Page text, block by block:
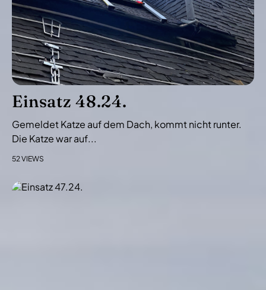
a
v
i
g
a
t
i
o
n
Einsatz 48.24.
Gemeldet Katze auf dem Dach, kommt nicht runter.
Die Katze war auf...
52 VIEWS